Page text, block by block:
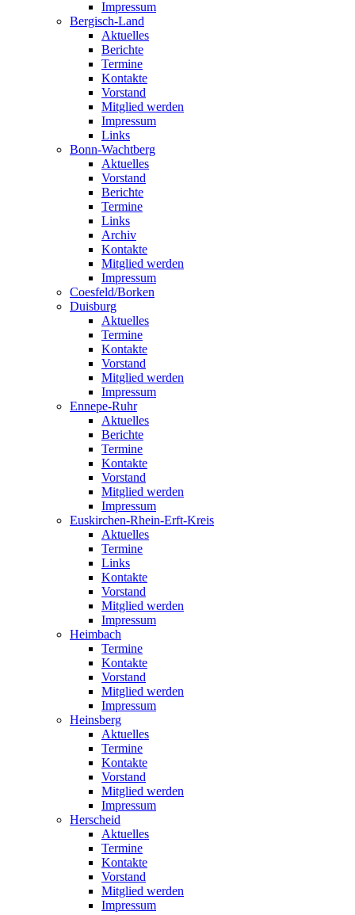
Impressum
Bergisch-Land
Aktuelles
Berichte
Termine
Kontakte
Vorstand
Mitglied werden
Impressum
Links
Bonn-Wachtberg
Aktuelles
Vorstand
Berichte
Termine
Links
Archiv
Kontakte
Mitglied werden
Impressum
Coesfeld/Borken
Duisburg
Aktuelles
Termine
Kontakte
Vorstand
Mitglied werden
Impressum
Ennepe-Ruhr
Aktuelles
Berichte
Termine
Kontakte
Vorstand
Mitglied werden
Impressum
Euskirchen-Rhein-Erft-Kreis
Aktuelles
Termine
Links
Kontakte
Vorstand
Mitglied werden
Impressum
Heimbach
Termine
Kontakte
Vorstand
Mitglied werden
Impressum
Heinsberg
Aktuelles
Termine
Kontakte
Vorstand
Mitglied werden
Impressum
Herscheid
Aktuelles
Termine
Kontakte
Vorstand
Mitglied werden
Impressum